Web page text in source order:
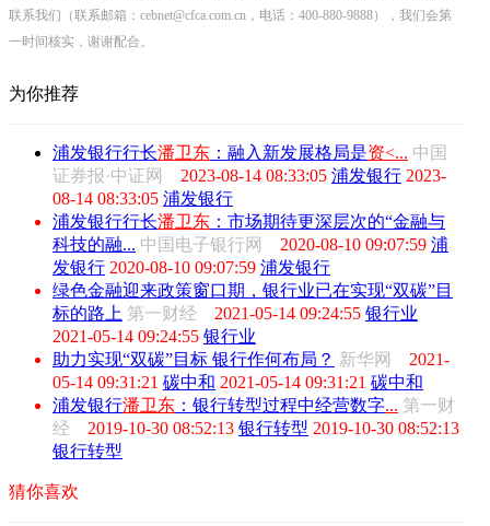
联系我们（联系邮箱：cebnet@cfca.com.cn，电话：400-880-9888），我们会第
一时间核实，谢谢配合。
为你推荐
浦发银行行长潘卫东 ：融入新发展格局是资<... 中国
证券报·中证网 2023-08-14 08:33:05 浦发银行 2023-
08-14 08:33:05 浦发银行
浦发银行行长潘卫东 ：市场期待更深层次的“金融与
科技的融... 中国电子银行网 2020-08-10 09:07:59 浦
发银行 2020-08-10 09:07:59 浦发银行
绿色金融迎来政策窗口期，银行业已在实现“双碳”目
标的路上 第一财经 2021-05-14 09:24:55 银行业
2021-05-14 09:24:55 银行业
助力实现“双碳”目标 银行作何布局？ 新华网 2021-
05-14 09:31:21 碳中和 2021-05-14 09:31:21 碳中和
浦发银行潘卫东 ：银行转型过程中经营数字... 第一财
经 2019-10-30 08:52:13 银行转型 2019-10-30 08:52:13
银行转型
猜你喜欢